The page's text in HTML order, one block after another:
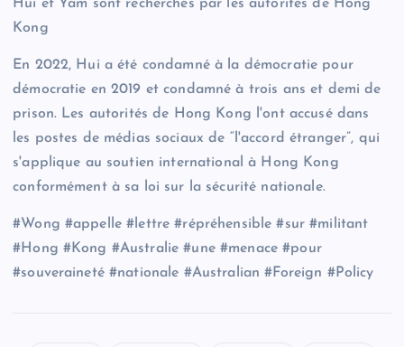
Hui et Yam sont recherchés par les autorités de Hong
Kong
En 2022, Hui a été condamné à la démocratie pour
démocratie en 2019 et condamné à trois ans et demi de
prison. Les autorités de Hong Kong l'ont accusé dans
les postes de médias sociaux de “l'accord étranger”, qui
s'applique au soutien international à Hong Kong
conformément à sa loi sur la sécurité nationale.
#Wong #appelle #lettre #répréhensible #sur #militant
#Hong #Kong #Australie #une #menace #pour
#souveraineté #nationale #Australian #Foreign #Policy